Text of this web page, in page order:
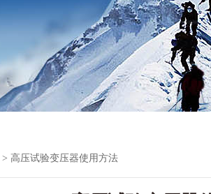
> 高压试验变压器使用方法